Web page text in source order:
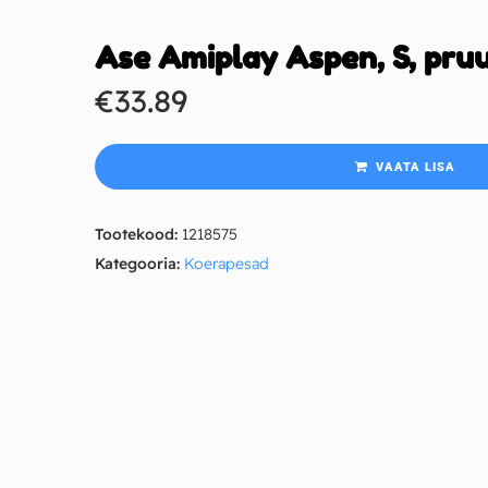
Ase Amiplay Aspen​, S,
€33.89
VAATA LISA
Tootekood: 1218575
Kategooria: Koerapesad